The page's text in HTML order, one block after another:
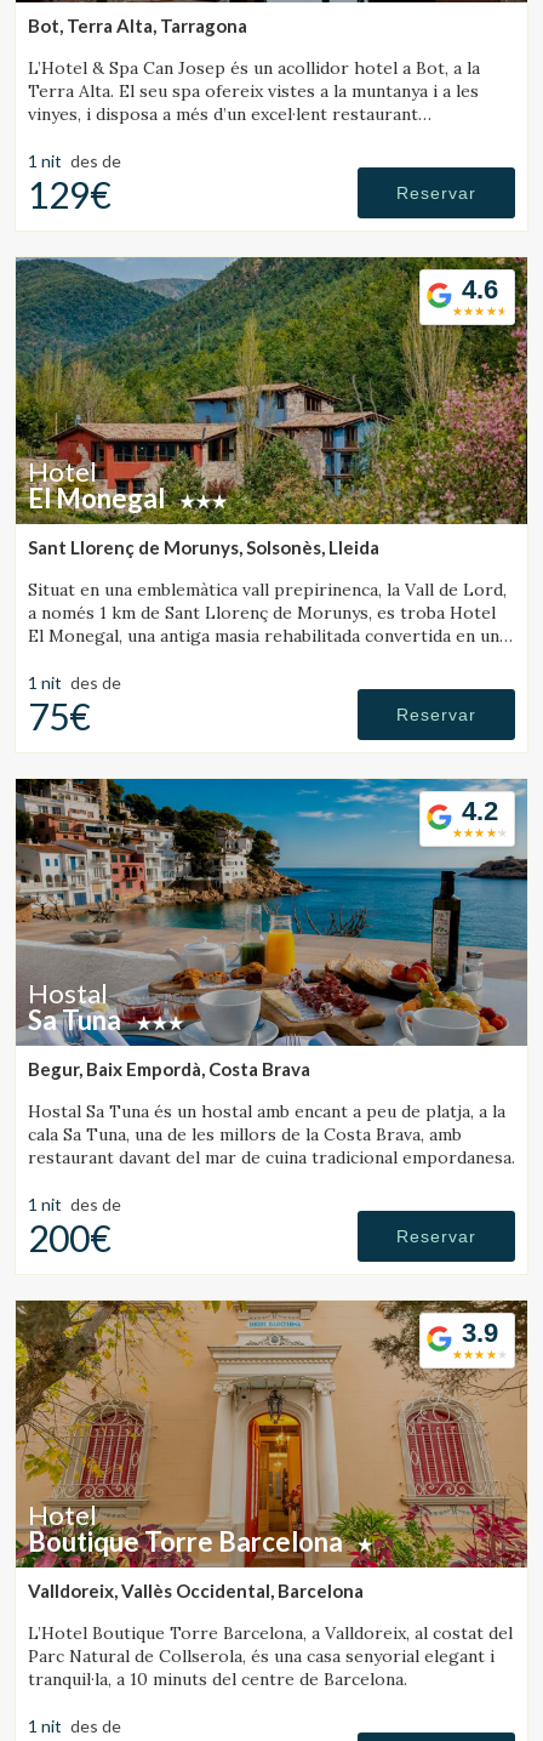
Gestionar la meva reserva
Bot, Terra Alta, Tarragona
L’Hotel & Spa Can Josep és un acollidor hotel a Bot, a la
Terra Alta. El seu spa ofereix vistes a la muntanya i a les
vinyes, i disposa a més d’un excel·lent restaurant
1 nit des de
129€ Reservar
4.6
Hotel
El Monegal
Sant Llorenç de Morunys, Solsonès, Lleida
Situat en una emblemàtica vall prepirinenca, la Vall de Lord,
a només 1 km de Sant Llorenç de Morunys, es troba Hotel
El Monegal, una antiga masia rehabilitada convertida en un
1 nit des de
75€ Reservar
4.2
Hostal
Sa Tuna
Begur, Baix Empordà, Costa Brava
Hostal Sa Tuna és un hostal amb encant a peu de platja, a la
cala Sa Tuna, una de les millors de la Costa Brava, amb
restaurant davant del mar de cuina tradicional empordanesa.
1 nit des de
200€ Reservar
3.9
Hotel
Boutique Torre Barcelona
Valldoreix, Vallès Occidental, Barcelona
L’Hotel Boutique Torre Barcelona, a Valldoreix, al costat del
Parc Natural de Collserola, és una casa senyorial elegant i
tranquil·la, a 10 minuts del centre de Barcelona.
1 nit des de